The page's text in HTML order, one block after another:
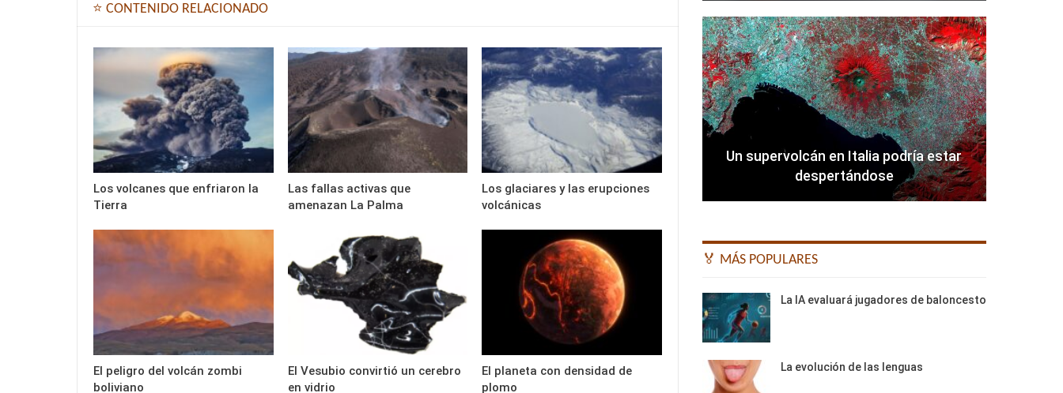
⭐ CONTENIDO RELACIONADO
Los volcanes que enfriaron la
Tierra
Las fallas activas que
amenazan La Palma
Los glaciares y las erupciones
volcánicas
El peligro del volcán zombi
boliviano
El Vesubio convirtió un cerebro
en vidrio
El planeta con densidad de
plomo
Un supervolcán en Italia podría estar
despertándose
🏅 MÁS POPULARES
La IA evaluará jugadores de baloncesto
La evolución de las lenguas